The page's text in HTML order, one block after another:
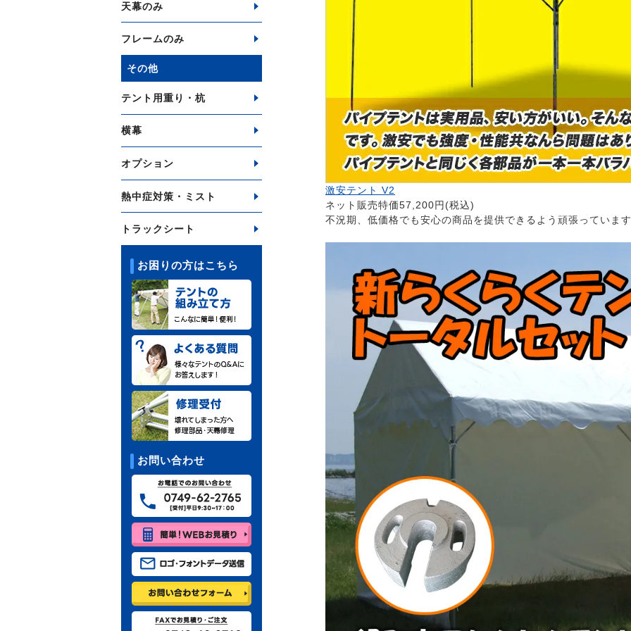
天幕のみ
フレームのみ
その他
テント用重り・杭
横幕
オプション
熱中症対策・ミスト
トラックシート
お困りの方はこちら
お問い合わせ
激安テント V2
ネット販売特価57,200円(税込)
不況期、低価格でも安心の商品を提供できるよう頑張っていま